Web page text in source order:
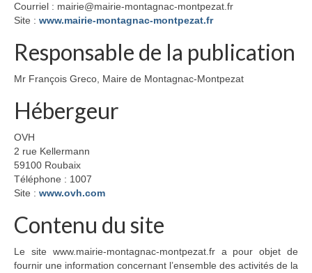
Les lettres du Maire
Les appels publics
Le Village
Patrimoine
Vie pratique
Ecole
Courriel : mairie@mairie-montagnac-montpezat.fr
Site : www.mairie-montagnac-montpezat.fr
Responsable de la publication
Mr François Greco, Maire de Montagnac-Montpezat
Hébergeur
OVH
2 rue Kellermann
59100 Roubaix
Téléphone : 1007
Site : www.ovh.com
Contenu du site
Le site www.mairie-montagnac-montpezat.fr a pour objet de
fournir une information concernant l’ensemble des activités de la